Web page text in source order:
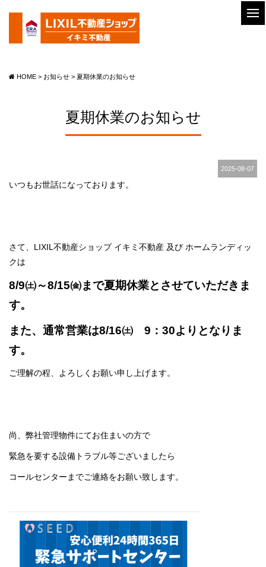
HOME > お知らせ > 夏期休業のお知らせ
夏期休業のお知らせ
2025-08-07
いつもお世話になっております。
さて、LIXIL不動産ショップ イキミ不動産 及び ホームランディッ
クは
8/9㈯～8/15㈮まで夏期休業とさせていただきま
す。
また、通常営業は8/16㈯ 9：30よりとなりま
す。
ご理解の程、よろしくお願い申し上げます。
尚、弊社管理物件にてお住まいの方で
緊急を要する設備トラブル等ございましたら
コールセンターまでご連絡をお願い致します。